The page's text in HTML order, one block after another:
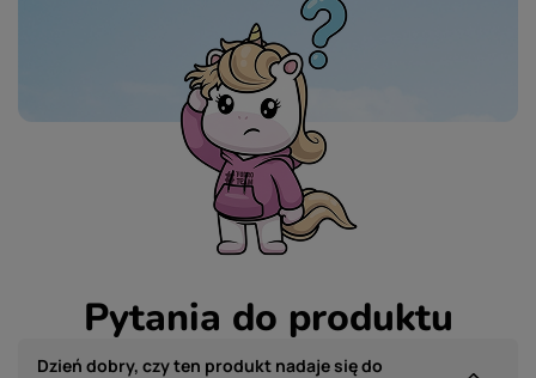
Pytania do produktu
Dzień dobry, czy ten produkt nadaje się do